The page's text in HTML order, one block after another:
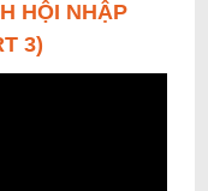
HỘI NHẬP
3)